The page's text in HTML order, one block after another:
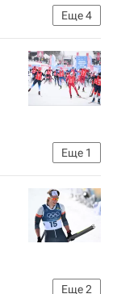
Еще4
Еще 1
Еще2